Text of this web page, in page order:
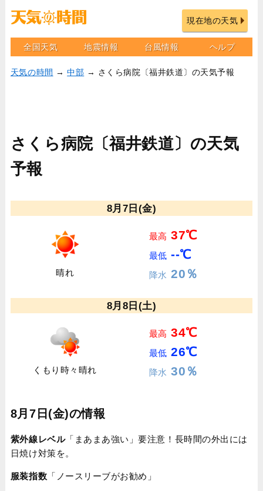
現在地の天気
全国天気 地震情報 台風情報 ヘルプ
天気の時間 →中部 → さくら病院〔福井鉄道〕の天気予報
さくら病院〔福井鉄道〕の天気
予報
8月7日(金)
晴れ
最高 37℃
最低 --℃
降水 20％
8月8日(土)
くもり時々晴れ
最高 34℃
最低 26℃
降水 30％
8月7日(金)の情報
紫外線レベル「まあまあ強い」要注意！長時間の外出には
日焼け対策を。
服装指数 「ノースリーブがお勧め」